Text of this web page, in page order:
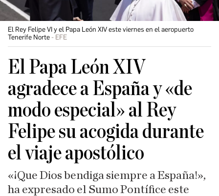
El Rey Felipe VI y el Papa León XIV este viernes en el aeropuerto
Tenerife Norte
EFE
El Papa León XIV
agradece a España y «de
modo especial» al Rey
Felipe su acogida durante
el viaje apostólico
«¡Que Dios bendiga siempre a España!»,
ha expresado el Sumo Pontífice este